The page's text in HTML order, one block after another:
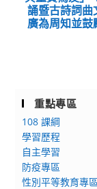
誦暨古詩詞曲
廣為周知並鼓
重點專區
108 課綱
學習歷程
自主學習
防疫專區
性別平等教育專區